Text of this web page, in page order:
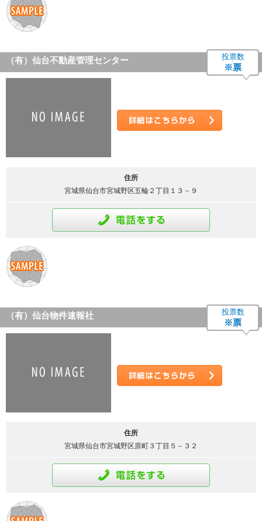
（有）仙台不動産管理センター 投票数
※票
住所
宮城県仙台市宮城野区五輪２丁目１３－９
（有）仙台物件速報社 投票数
※票
住所
宮城県仙台市宮城野区原町３丁目５－３２